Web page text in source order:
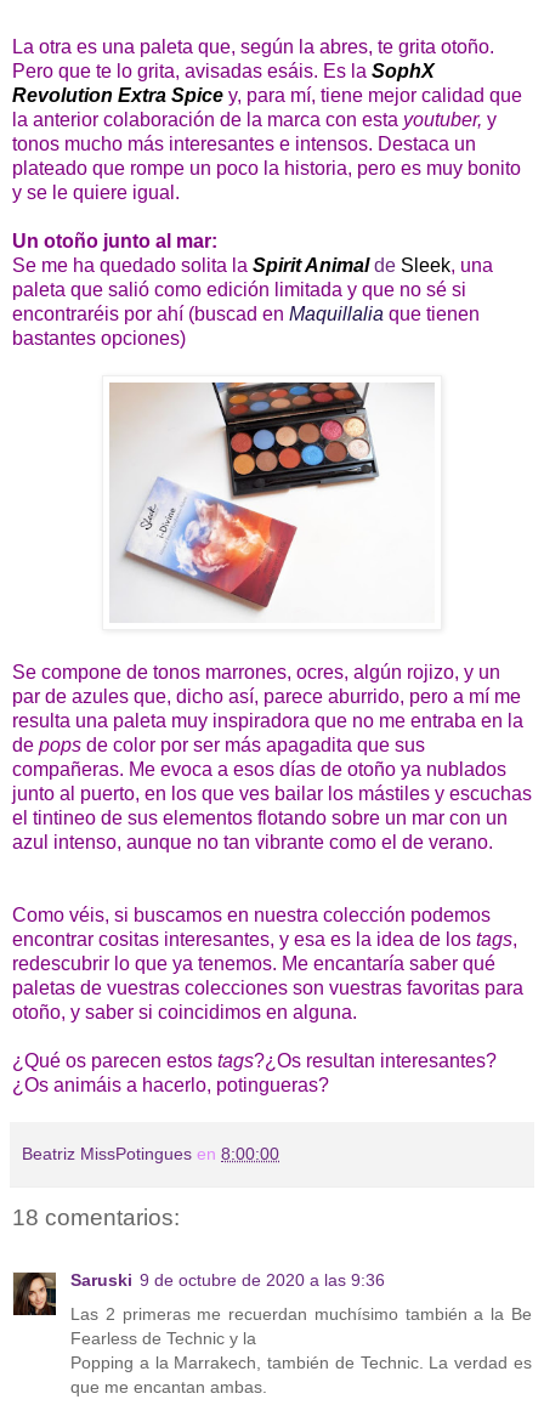
La otra es una paleta que, según la abres, te grita otoño.
Pero que te lo grita, avisadas esáis. Es la SophX
Revolution Extra Spice y, para mí, tiene mejor calidad que
la anterior colaboración de la marca con esta youtuber, y
tonos mucho más interesantes e intensos. Destaca un
plateado que rompe un poco la historia, pero es muy bonito
y se le quiere igual.
Un otoño junto al mar:
Se me ha quedado solita la Spirit Animal de Sleek, una
paleta que salió como edición limitada y que no sé si
encontraréis por ahí (buscad en Maquillalia que tienen
bastantes opciones)
Se compone de tonos marrones, ocres, algún rojizo, y un
par de azules que, dicho así, parece aburrido, pero a mí me
resulta una paleta muy inspiradora que no me entraba en la
de pops de color por ser más apagadita que sus
compañeras. Me evoca a esos días de otoño ya nublados
junto al puerto, en los que ves bailar los mástiles y escuchas
el tintineo de sus elementos flotando sobre un mar con un
azul intenso, aunque no tan vibrante como el de verano.
Como véis, si buscamos en nuestra colección podemos
encontrar cositas interesantes, y esa es la idea de los tags,
redescubrir lo que ya tenemos. Me encantaría saber qué
paletas de vuestras colecciones son vuestras favoritas para
otoño, y saber si coincidimos en alguna.
¿Qué os parecen estos tags?¿Os resultan interesantes?
¿Os animáis a hacerlo, potingueras?
Beatriz MissPotingues en 8:00:00
18 comentarios:
Saruski 9 de octubre de 2020 a las 9:36
Las 2 primeras me recuerdan muchísimo también a la Be
Fearless de Technic y la
Popping a la Marrakech, también de Technic. La verdad es
que me encantan ambas.